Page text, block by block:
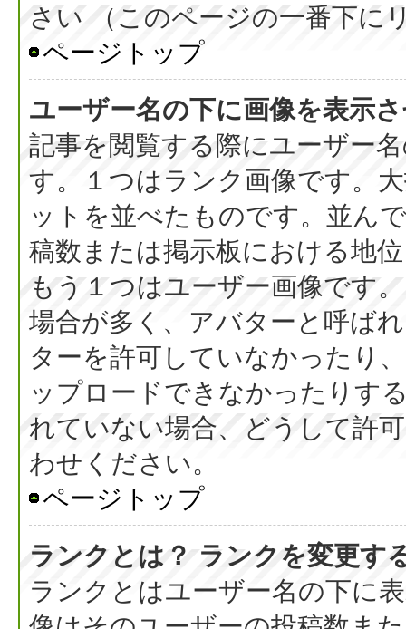
さい （このページの一番下に
ページトップ
ユーザー名の下に画像を表示
記事を閲覧する際にユーザー
す。１つはランク画像です。
ットを並べたものです。並ん
稿数または掲示板における地
もう１つはユーザー画像です
場合が多く、アバターと呼ば
ターを許可していなかったり
ップロードできなかったりす
れていない場合、どうして許
わせください。
ページトップ
ランクとは？ ランクを変更す
ランクとはユーザー名の下に